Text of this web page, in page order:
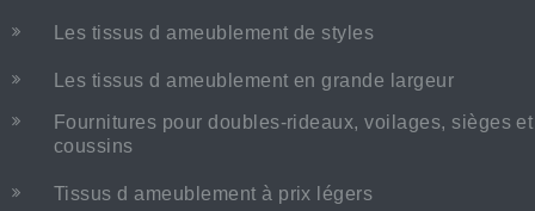
Les tissus d ameublement de styles
Les tissus d ameublement en grande largeur
Fournitures pour doubles-rideaux, voilages, sièges et
coussins
Tissus d ameublement à prix légers